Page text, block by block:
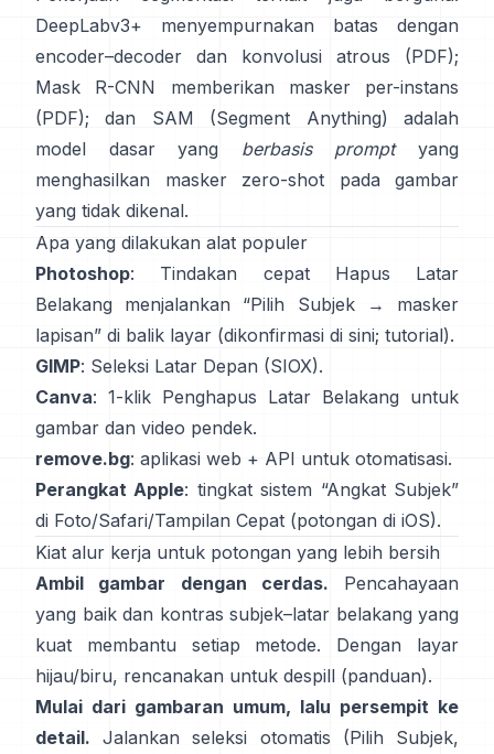
DeepLabv3+ menyempurnakan batas dengan
encoder–decoder dan konvolusi atrous
(PDF);
Mask R-CNN
memberikan masker per-instans
(PDF); dan SAM (Segment Anything) adalah
model dasar yang
berbasis promptyang
menghasilkan masker zero-shot pada gambar
yang tidak dikenal.
Apa yang dilakukan alat populer
Photoshop: Tindakan cepat Hapus Latar
Belakang menjalankan “Pilih Subjek → masker
lapisan” di balik layar (dikonfirmasi di sini; tutorial).
GIMP: Seleksi Latar Depan (SIOX).
Canva: 1-klik Penghapus Latar Belakang untuk
gambar dan video pendek.
remove.bg: aplikasi web + API untuk otomatisasi.
Perangkat Apple: tingkat sistem “Angkat Subjek”
di Foto/Safari/Tampilan Cepat (potongan di iOS).
Kiat alur kerja untuk potongan yang lebih bersih
Ambil gambar dengan cerdas. Pencahayaan
yang baik dan kontras subjek–latar belakang yang
kuat membantu setiap metode. Dengan layar
hijau/biru, rencanakan untuk despill (panduan).
Mulai dari gambaran umum, lalu persempit ke
detail. Jalankan seleksi otomatis (Pilih Subjek,